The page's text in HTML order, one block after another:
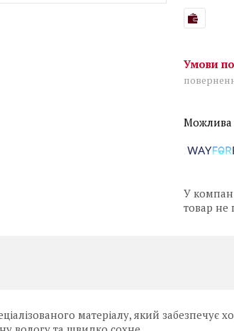
У
товар не
матеріалу, який забезпечує